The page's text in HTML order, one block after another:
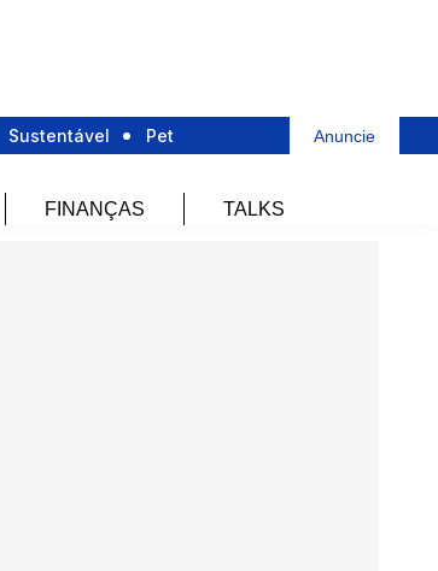
Sustentável Pet Anuncie
FINANÇAS TALKS